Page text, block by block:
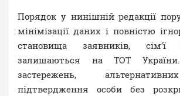
Порядок у нинішній редакції
мінімізації даних і повністю
становища заявників,
залишаються на ТОТ України.
застережень,
підтвердження особи без